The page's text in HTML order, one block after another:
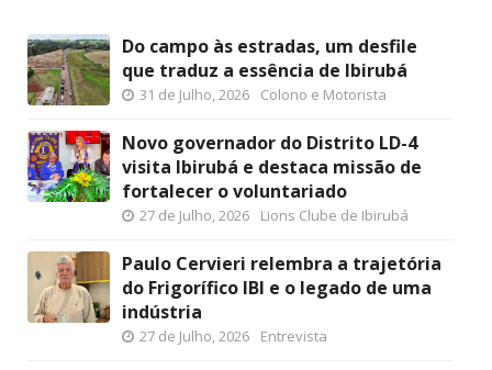
Do campo às estradas, um desfile
que traduz a essência de Ibirubá
31 de Julho, 2026 Colono e Motorista
Novo governador do Distrito LD-4
visita Ibirubá e destaca missão de
fortalecer o voluntariado
27 de Julho, 2026 Lions Clube de Ibirubá
Paulo Cervieri relembra a trajetória
do Frigorífico IBI e o legado de uma
indústria
27 de Julho, 2026 Entrevista